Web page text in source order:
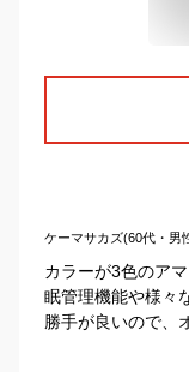
ケーマサカズ(60代・男
カラーが3色のア
眠管理機能や様々
勝手が良いので、